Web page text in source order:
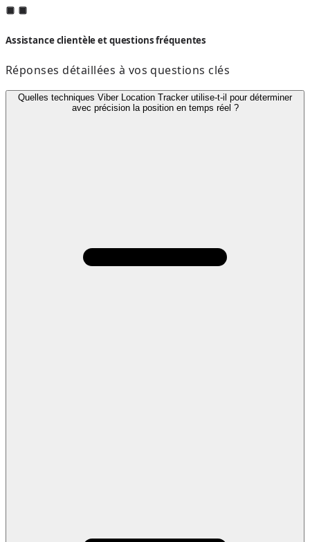
Assistance clientèle et questions fréquentes
Réponses détaillées à vos questions clés
Quelles techniques Viber Location Tracker utilise-t-il pour déterminer
avec précision la position en temps réel ?